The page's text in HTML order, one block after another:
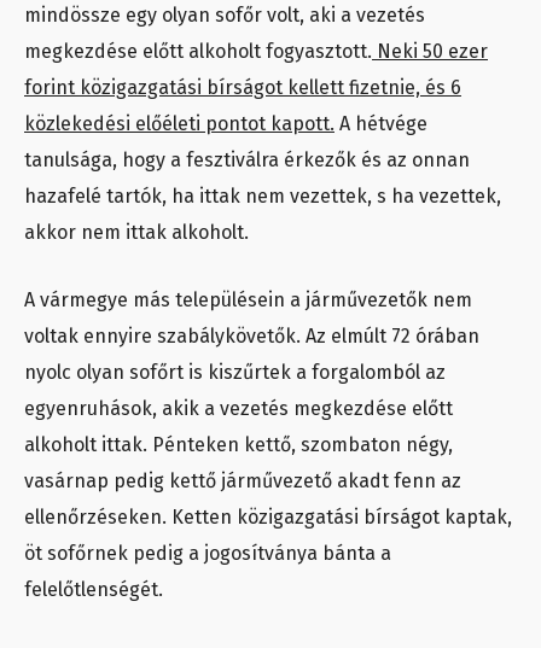
mindössze egy olyan sofőr volt, aki a vezetés
megkezdése előtt alkoholt fogyasztott. Neki 50 ezer
forint közigazgatási bírságot kellett fizetnie, és 6
közlekedési előéleti pontot kapott. A hétvége
tanulsága, hogy a fesztiválra érkezők és az onnan
hazafelé tartók, ha ittak nem vezettek, s ha vezettek,
akkor nem ittak alkoholt.
A vármegye más településein a járművezetők nem
voltak ennyire szabálykövetők. Az elmúlt 72 órában
nyolc olyan sofőrt is kiszűrtek a forgalomból az
egyenruhások, akik a vezetés megkezdése előtt
alkoholt ittak. Pénteken kettő, szombaton négy,
vasárnap pedig kettő járművezető akadt fenn az
ellenőrzéseken. Ketten közigazgatási bírságot kaptak,
öt sofőrnek pedig a jogosítványa bánta a
felelőtlenségét.